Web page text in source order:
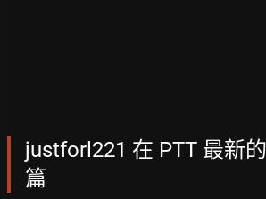
justforl221 在 PTT 最新
篇